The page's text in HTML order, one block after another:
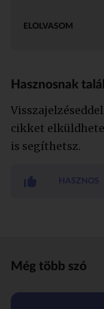
ELOLVASOM
Hasznosnak
cikket
is segíthetsz.
HASZNOS
Még több szó